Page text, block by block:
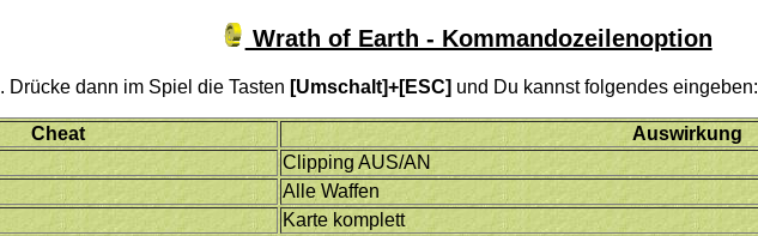
Wrath of Earth - Kommandozeilenoption
. Drücke dann im Spiel die Tasten [Umschalt]+[ESC] und Du kannst folgendes eingeben:
Cheat
Auswirkung
Clipping AUS/AN
Alle Waffen
Karte komplett